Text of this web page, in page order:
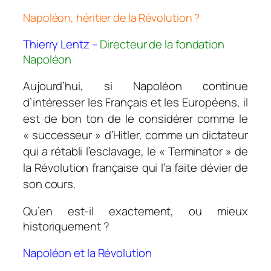
Napoléon, héritier de la Révolution ?
Thierry Lentz –Directeur de la fondation
Napoléon
Aujourd’hui, si Napoléon continue
d’intéresser les Français et les Européens, il
est de bon ton de le considérer comme le
« successeur » d’Hitler, comme un dictateur
qui a rétabli l’esclavage, le « Terminator » de
la Révolution française qui l’a faite dévier de
son cours.
Qu’en est-il exactement, ou mieux
historiquement ?
Napoléon et la Révolution